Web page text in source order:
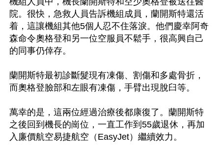
院。很快，急救人員告訴機組成員，蘭開斯特還活
着，這讓機組其他5個人忍不住落淚。他們慶幸阿奇
森命令奧格登和另一位空服員不鬆手，很高興自己
的同事仍倖存。
蘭開斯特最初診斷髮現有凍傷、割傷和多處骨折，
而奧格登臉部和左眼有凍傷，手臂出現脫臼等。
萬幸的是，這兩位經過治療後都康復了。蘭開斯特
之後回到機長的崗位，一直工作到55歲退休，再加
入廉價航空易捷航空（EasyJet）繼續效力。